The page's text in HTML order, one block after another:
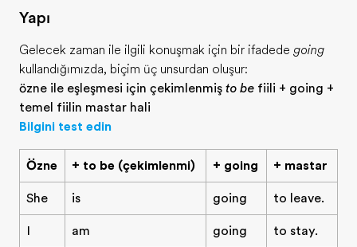
Ofislerimiz
Size yakın bir EF ofisi bulun
Hakkımızda
Biz kimiz?
Kariyer
Ekibimize katılın
Yapı
Gelecek zaman ile ilgili konuşmak için bir ifadede going
kullandığımızda, biçim üç unsurdan oluşur:
özne ile eşleşmesi için çekimlenmiş to be fiili + going +
temel fiilin mastar hali
Bilgini test edin
Özne + to be (çekimlenmiş) + going + mastar
She is going to leave.
I am going to stay.